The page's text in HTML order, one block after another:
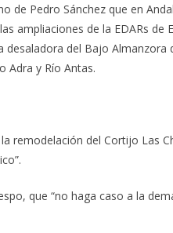
de Pedro Sánchez que en
ampliaciones de la EDARs de
del Bajo
Adra y Río Antas.
remodelación del Cortijo Las
que “no haga caso a la